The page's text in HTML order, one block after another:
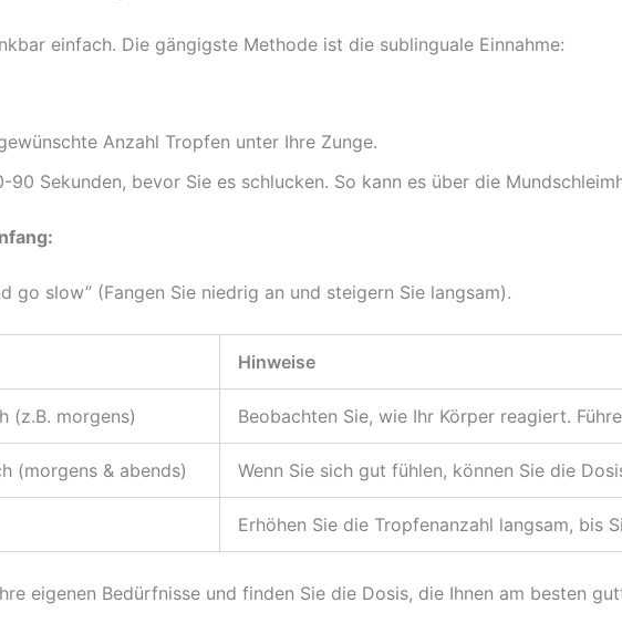
einfach. Die gängigste Methode ist die sublinguale Einnahme:
Anzahl Tropfen unter Ihre Zunge.
Sekunden, bevor Sie es schlucken. So kann es über die
go slow” (Fangen Sie niedrig an und steigern Sie langsam).
Hinweise
(z.B. morgens) Beobachten Sie, wie Ihr Körper reagiert.
(morgens & abends) Wenn Sie sich gut fühlen, können Sie die
Erhöhen Sie die Tropfenanzahl langsam, bis
eigenen Bedürfnisse und finden Sie die Dosis, die Ihnen am besten